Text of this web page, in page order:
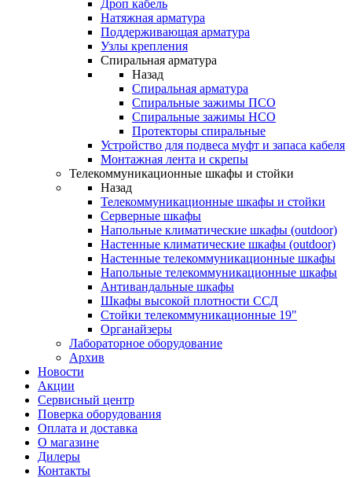
Дроп кабель
Натяжная арматура
Поддерживающая арматура
Узлы крепления
Спиральная арматура
Назад
Спиральная арматура
Спиральные зажимы ПСО
Спиральные зажимы НСО
Протекторы спиральные
Устройство для подвеса муфт и запаса кабеля
Монтажная лента и скрепы
Телекоммуникационные шкафы и стойки
Назад
Телекоммуникационные шкафы и стойки
Серверные шкафы
Напольные климатические шкафы (outdoor)
Настенные климатические шкафы (outdoor)
Настенные телекоммуникационные шкафы
Напольные телекоммуникационные шкафы
Антивандальные шкафы
Шкафы высокой плотности ССД
Стойки телекоммуникационные 19"
Органайзеры
Лабораторное оборудование
Архив
Новости
Акции
Сервисный центр
Поверка оборудования
Оплата и доставка
О магазине
Дилеры
Контакты